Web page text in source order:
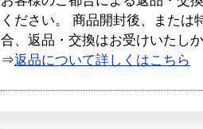
ください。 商品開封後、または
合、返品・交換はお受けいたし
⇒返品について詳しくはこちら